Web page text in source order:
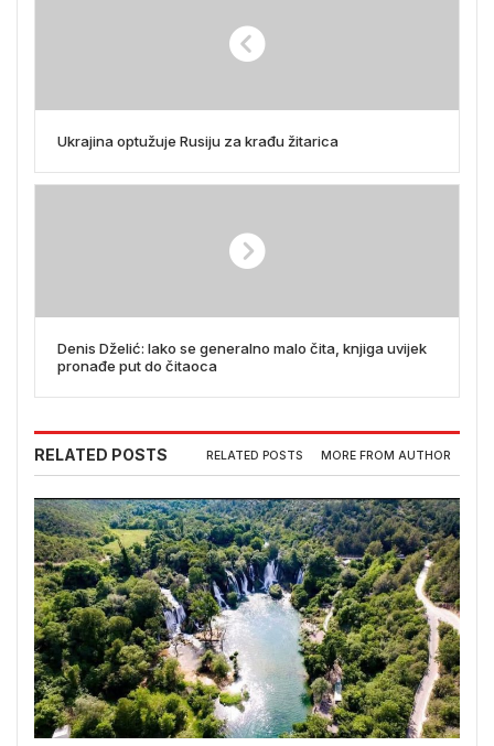
Ukrajina optužuje Rusiju za krađu žitarica
Denis Dželić: Iako se generalno malo čita, knjiga uvijek
pronađe put do čitaoca
RELATED POSTS RELATED POSTS MORE FROM AUTHOR